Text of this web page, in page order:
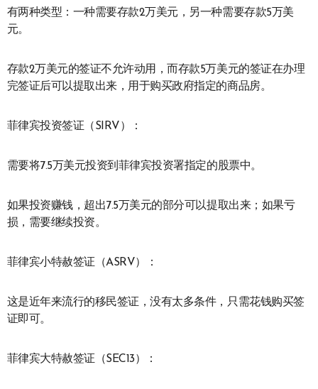
有两种类型：一种需要存款2万美元，另一种需要存款5万美
元。
存款2万美元的签证不允许动用，而存款5万美元的签证在办理
完签证后可以提取出来，用于购买政府指定的商品房。
菲律宾投资签证（SIRV）：
需要将7.5万美元投资到菲律宾投资署指定的股票中。
如果投资赚钱，超出7.5万美元的部分可以提取出来；如果亏
损，需要继续投资。
菲律宾小特赦签证（ASRV）：
这是近年来流行的移民签证，没有太多条件，只需花钱购买签
证即可。
菲律宾大特赦签证（SEC13）：